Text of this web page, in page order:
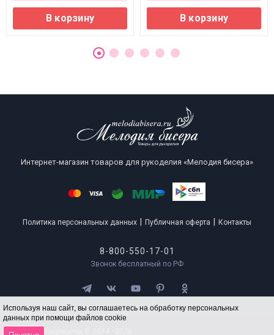
Используя наш сайт, вы соглашаетесь на обработку персональных
данных при помощи файлов cookie
В корзину В корзину
Интернет-магазин товаров для рукоделия «Мелодия бисера»
Политика персональных данных Публичная оферта Контакты
8-800-550-17-01
Звонок бесплатный по РФ
Все права защищены © 2014 - 2026